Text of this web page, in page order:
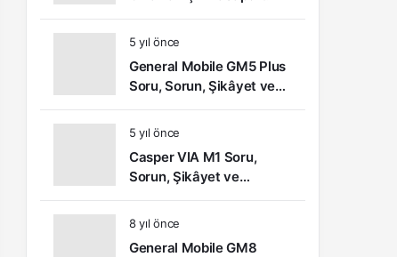
Kayıt – IMEI Kayıt
İşlemleri ve Sıkça Sorulan
Sorular
5 yıl önce
General Mobile GM5 Plus
Soru, Sorun, Şikâyet ve
Kullanıcı Yorumları
5 yıl önce
Casper VIA M1 Soru,
Sorun, Şikâyet ve
Kullanıcı Yorumları
8 yıl önce
General Mobile GM8